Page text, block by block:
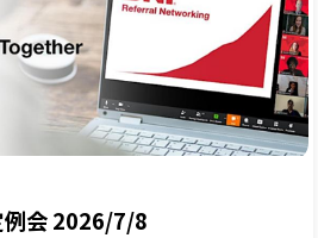
会 2026/7/8